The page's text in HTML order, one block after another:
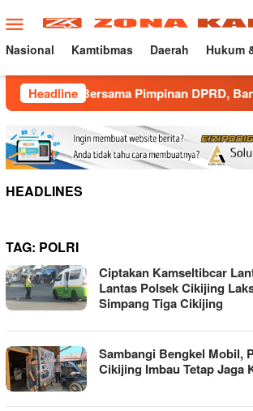
ke
konten
Menu
Mobile
Nasional Kamtibmas Daerah Hukum
Headline
Bersama Pimpinan DPRD, Bangun
HEADLINES
TAG: POLRI
Ciptakan Kamseltibcar
Lantas Polsek Cikijing
Simpang Tiga Cikijing
Sambangi Bengkel Mobil,
Cikijing Imbau Tetap Jaga